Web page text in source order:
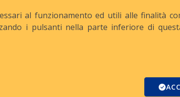
al funzionamento ed utili alle finalità
i pulsanti nella parte inferiore di